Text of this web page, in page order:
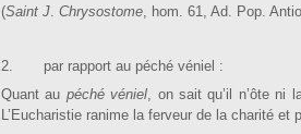
(Saint J. Chrysostome, hom. 61, Ad. Pop.
2. par rapport au péché véniel :
Quant au péché véniel , on sait qu’il n’ôte
L’Eucharistie ranime la ferveur de la charité et